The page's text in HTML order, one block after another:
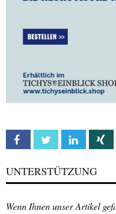
Facebook Twitter Linkedin
UNTERSTÜTZUNG
Wenn Ihnen unser Artikel